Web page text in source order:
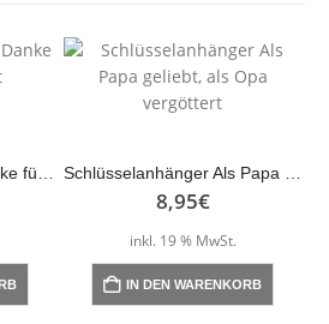
8,95€
inkl. 19 % MwSt.
IN DEN WARENKORB